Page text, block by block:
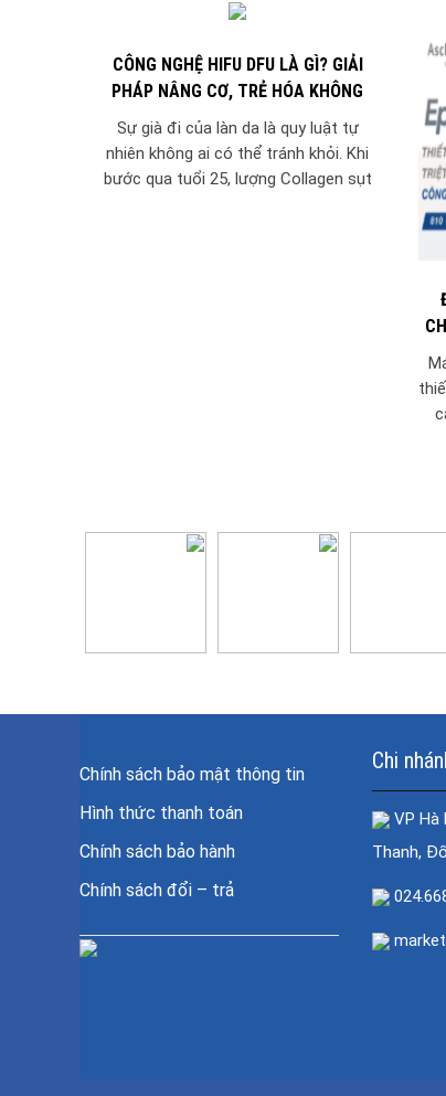
CÔNG NGHỆ HIFU DFU LÀ GÌ? GIẢI
PHÁP NÂNG CƠ, TRẺ HÓA KHÔNG
XÂM LẤN
Sự già đi của làn da là quy luật tự
nhiên không ai có thể tránh khỏi. Khi
bước qua tuổi 25, lượng Collagen sụt
Chính sách bảo mật thông tin
Hình thức thanh toán
Chính sách bảo hành
Chính sách đổi – trả
Chi
VP Hà
Thanh,